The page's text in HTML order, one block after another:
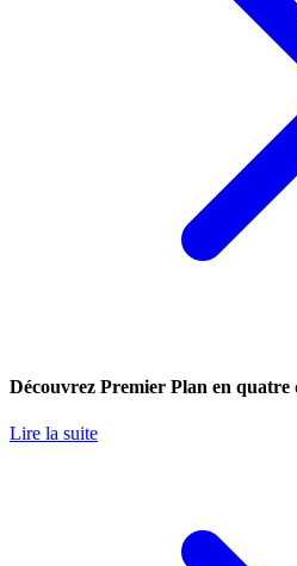
Découvrez Premier Plan en quatre
Lire la suite